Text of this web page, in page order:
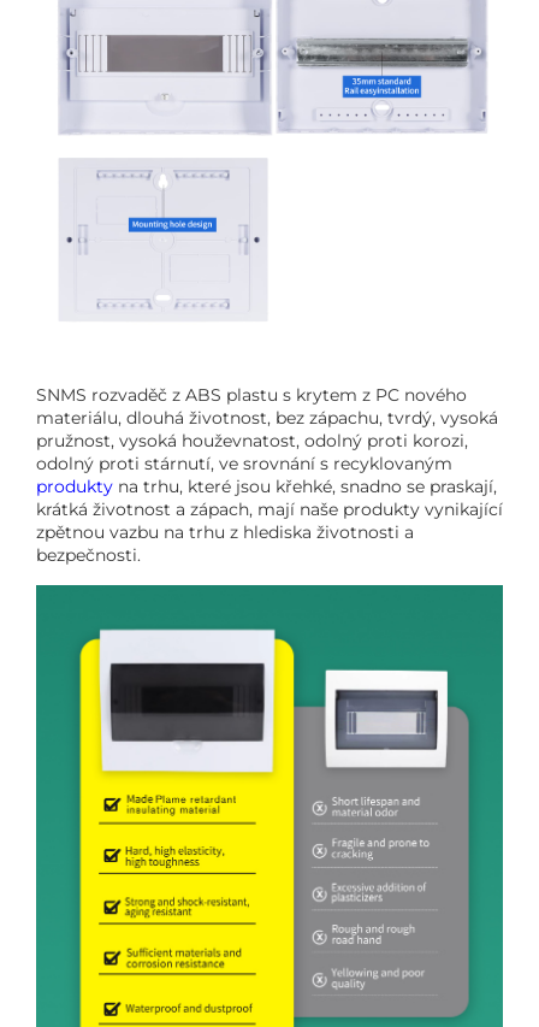
SNMS rozvaděč z ABS plastu s krytem z PC nového
materiálu, dlouhá životnost, bez zápachu, tvrdý, vysoká
pružnost, vysoká houževnatost, odolný proti korozi,
odolný proti stárnutí, ve srovnání s recyklovaným
produkty na trhu, které jsou křehké, snadno se praskají,
krátká životnost a zápach, mají naše produkty vynikající
zpětnou vazbu na trhu z hlediska životnosti a
bezpečnosti.